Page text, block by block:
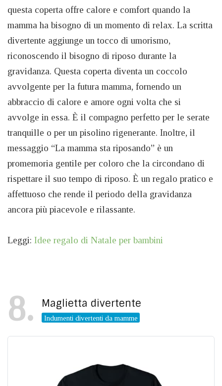
questa coperta offre calore e comfort quando la
mamma ha bisogno di un momento di relax. La scritta
divertente aggiunge un tocco di umorismo,
riconoscendo il bisogno di riposo durante la
gravidanza. Questa coperta diventa un coccolo
avvolgente per la futura mamma, fornendo un
abbraccio di calore e amore ogni volta che si
avvolge in essa. È il compagno perfetto per le serate
tranquille o per un pisolino rigenerante. Inoltre, il
messaggio “La mamma sta riposando” è un
promemoria gentile per coloro che la circondano di
rispettare il suo tempo di riposo. È un regalo pratico e
affettuoso che rende il periodo della gravidanza
ancora più piacevole e rilassante.
Leggi: Idee regalo di Natale per bambini
8 Maglietta divertente
Indumenti divertenti da mamme